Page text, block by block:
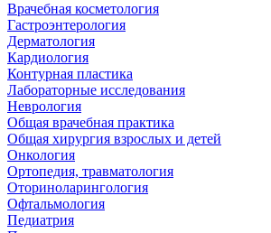
Врачебная косметология
Гастроэнтерология
Дерматология
Кардиология
Контурная пластика
Лабораторные исследования
Неврология
Общая врачебная практика
Общая хирургия взрослых и детей
Онкология
Ортопедия, травматология
Оториноларингология
Офтальмология
Педиатрия